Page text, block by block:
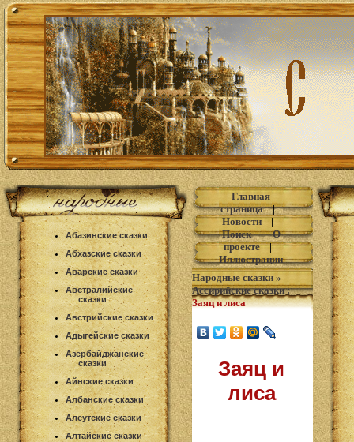
Абазинские сказки
Абхазские сказки
Аварские сказки
Австралийские
сказки
Австрийские сказки
Адыгейские сказки
Азербайджанские
сказки
Айнские сказки
Албанские сказки
Алеутские сказки
Алтайские сказки
Главная
страница|
Новости|
Поиск|О
проекте|
Иллюстрации
Народные сказки »
Ассирийские сказки:
Заяц и лиса
Заяц и
лиса